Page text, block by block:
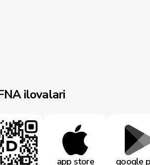
ilovalari
app store google